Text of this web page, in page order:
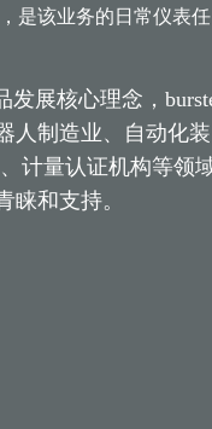
是该业务的日常仪表任
发展核心理念，
人制造业、自动化装
计量认证机构等领
睐和支持。